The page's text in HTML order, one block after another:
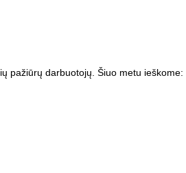
pažiūrų darbuotojų. Šiuo metu ieškome: